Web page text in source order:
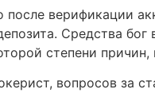
после верификации
Средства
степени
вопросов за